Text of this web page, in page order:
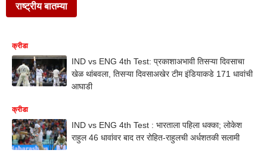
राष्ट्रीय बातम्या
क्रीडा
IND vs ENG 4th Test: प्रकाशाअभावी तिसऱ्या दिवसाचा
खेळ थांबवला, तिसऱ्या दिवसाअखेर टीम इंडियाकडे 171 धावांची
आघाडी
क्रीडा
IND vs ENG 4th Test : भारताला पहिला धक्का; लोकेश
राहुल 46 धावांवर बाद तर रोहित-राहुलची अर्धशतकी सलामी